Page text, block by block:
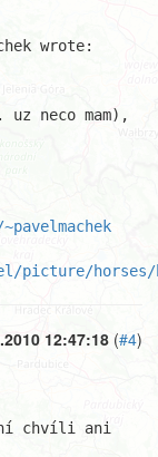
neco mam),
picture/horses/
12:47:18 (#4)
chvíli ani